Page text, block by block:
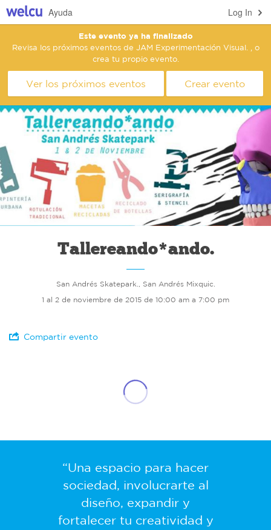
Log In
Ayuda
Este evento ya ha finalizado
Revisa los próximos eventos de JAM Experimentación Visual. , o
crea tu propio evento.
Ver los próximos eventos Crear evento
Tallereando*ando.
San Andrés Skatepark., San Andrés Mixquic.
1 al 2 de noviembre de 2015 de 10:00 am a 7:00 pm
Compartir evento
“Una espacio para hacer
sociedad, involucrarte al
diseño, expandir y
fortalecer tu creatividad y